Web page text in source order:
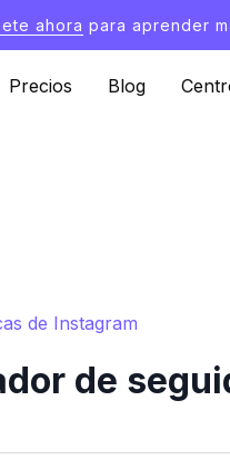
ahora para aprender
Precios Blog
de Instagram
de